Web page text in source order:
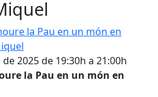
la Pau en un món en guerra”
2025 de 19:30h a 21:00h
la Pau en un món en